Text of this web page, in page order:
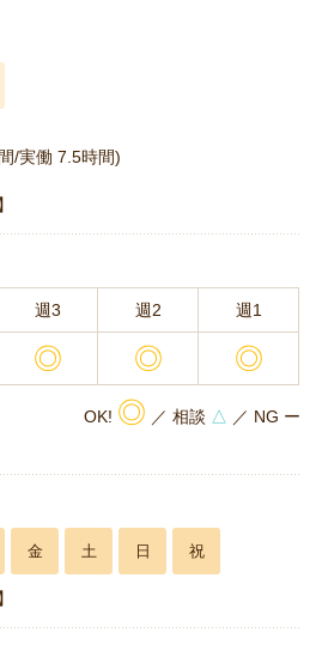
/実働 7.5時間)
週3 週2 週1
◎ ◎ ◎
OK! ◎ ／ 相談 △ ／ NG ー
金 土 日 祝